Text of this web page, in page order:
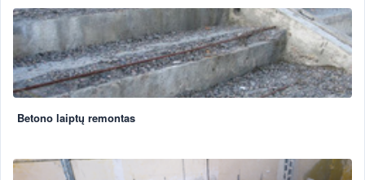
Betono laiptų remontas